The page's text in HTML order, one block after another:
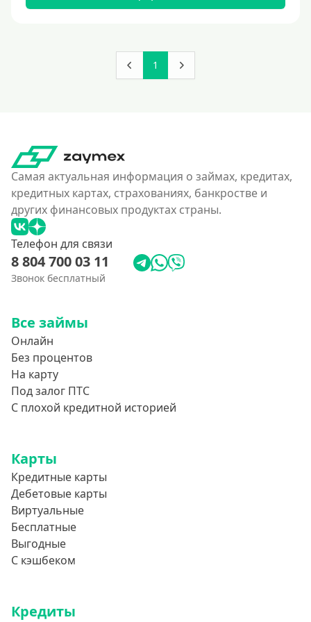
180000 руб
4500000 руб
500000 руб
550000 руб
600 тысяч
650000 руб
700000 руб
750000 руб
850000 руб
900000 руб
950000 руб
Целевые
Строительство дома
Газификацию
Лечение
Стоматология
Неотложные нужды
Образование
Отдых
1
Самая актуальная информация о займах, кредитах,
кредитных картах, страхованиях, банкростве и
других финансовых продуктах страны.
Телефон для связи
8 804 700 03 11
Звонок бесплатный
Все займы
Онлайн
Без процентов
На карту
Под залог ПТС
С плохой кредитной историей
Карты
Кредитные карты
Дебетовые карты
Виртуальные
Бесплатные
Выгодные
С кэшбеком
Кредиты